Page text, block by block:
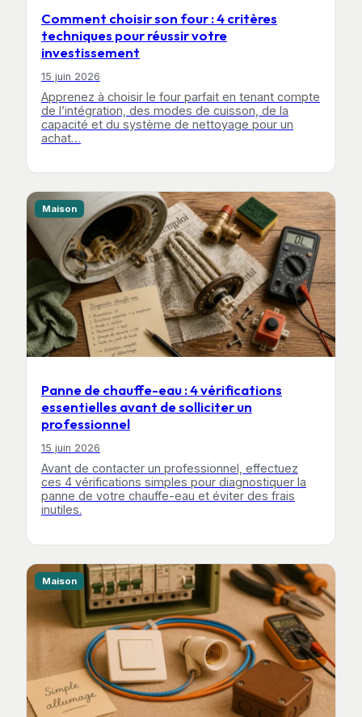
Comment choisir son four : 4 critères
techniques pour réussir votre
investissement
15 juin 2026
Apprenez à choisir le four parfait en tenant compte
de l’intégration, des modes de cuisson, de la
capacité et du système de nettoyage pour un
achat…
Maison
Panne de chauffe-eau : 4 vérifications
essentielles avant de solliciter un
professionnel
15 juin 2026
Avant de contacter un professionnel, effectuez
ces 4 vérifications simples pour diagnostiquer la
panne de votre chauffe-eau et éviter des frais
inutiles.
Maison